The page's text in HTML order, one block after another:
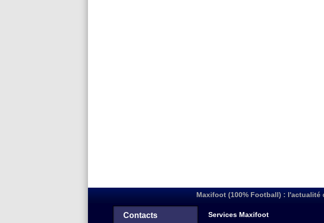
Maxifoot (100% Football) :
Contacts Services Maxifoot